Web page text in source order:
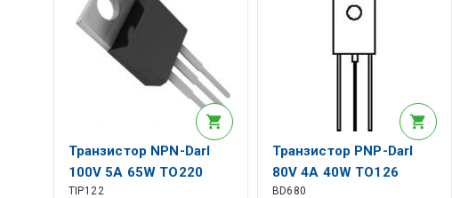
Транзистор NPN-Darl
100V 5A 65W TO220
TIP122
Транзистор PNP-Darl
80V 4A 40W TO126
BD680